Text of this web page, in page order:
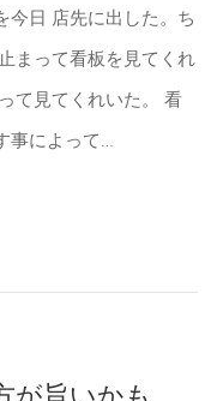
今日 店先に出した。ち
まって看板を見てくれ
て見てくれいた。 看
事によって…